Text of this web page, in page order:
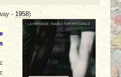
- 1958)